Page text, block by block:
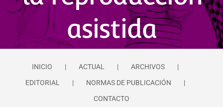
asistida
INICIO ACTUAL
ARCHIVOS
EDITORIAL
NORMAS DE PUBLICACIÓN
CONTACTO